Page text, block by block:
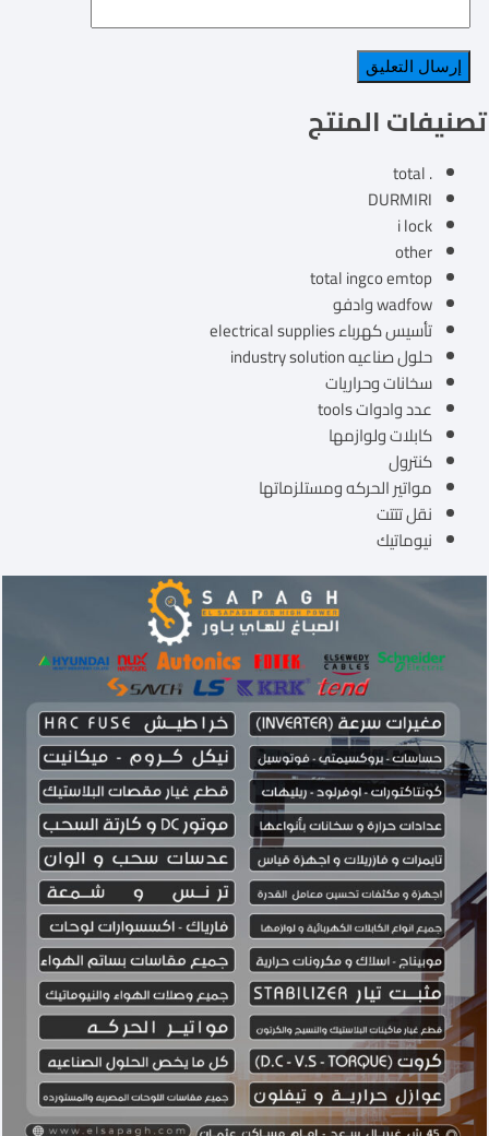
تصنيفات المنتج
. total
DURMIRI
i lock
other
total ingco emtop
wadfow وادفو
تأسيس كهرباء electrical supplies
حلول صناعيه industry solution
سخانات وحراريات
عدد وادوات tools
كابلات ولوازمها
كنترول
مواتير الحركه ومستلزماتها
نقل تتتت
نيوماتيك